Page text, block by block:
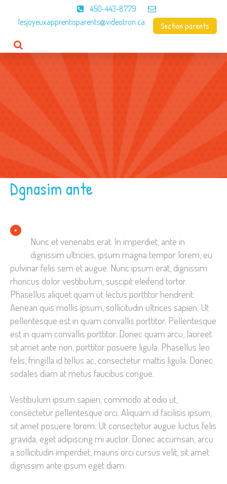
450-443-8779
lesjoyeuxapprentisparents@videotron.ca
Section parents
Dgnasim ante
Nunc et venenatis erat. In imperdiet, ante in
dignissim ultricies, ipsum magna tempor lorem, eu
pulvinar felis sem et augue. Nunc ipsum erat, dignissim
rhoncus dolor vestibulum, suscipit eleifend tortor.
Phasellus aliquet quam ut lectus porttitor hendrerit.
Aenean quis mollis ipsum, sollicitudin ultrices sapien. Ut
pellentesque est in quam convallis porttitor. Pellentesque
est in quam convallis porttitor. Donec quam arcu, laoreet
sit amet ante non, porttitor posuere ligula. Phasellus leo
felis, fringilla id tellus ac, consectetur mattis ligula. Donec
sodales diam at metus faucibus congue.
Vestibulum ipsum sapien, commodo at odio ut,
consectetur pellentesque orci. Aliquam id facilisis ipsum,
sit amet posuere lorem. Ut consectetur augue luctus felis
gravida, eget adipiscing mi auctor. Donec accumsan, arcu
a sollicitudin imperdiet, mauris orci cursus velit, sit amet
dignissim ante ipsum eget diam.